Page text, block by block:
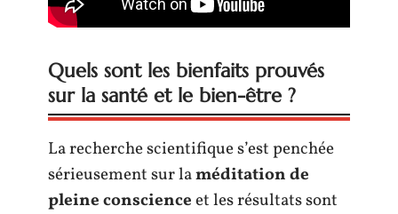
Quels sont les bienfaits prouvés
sur la santé et le bien-être ?
La recherche scientifique s’est penchée
sérieusement sur laméditation de
pleine conscienceet les résultats sont